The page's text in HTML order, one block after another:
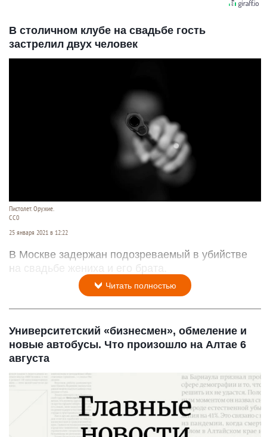
В столичном клубе на свадьбе гость
застрелил двух человек
Пистолет. Оружие.
CC0
25 января 2021 в 12:22
В Москве задержан подозреваемый в убийстве
на свадьбе жениха и его брата.
Читать полностью
Университетский «бизнесмен», обмеление и
новые автобусы. Что произошло на Алтае 6
августа